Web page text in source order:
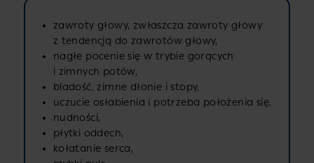
zawroty głowy, zwłaszcza zawroty głowy
z tendencją do zawrotów głowy,
nagłe pocenie się w trybie gorących
i zimnych potów,
bladość, zimne dłonie i stopy,
uczucie osłabienia i potrzeba położenia się,
nudności,
płytki oddech,
kołatanie serca,